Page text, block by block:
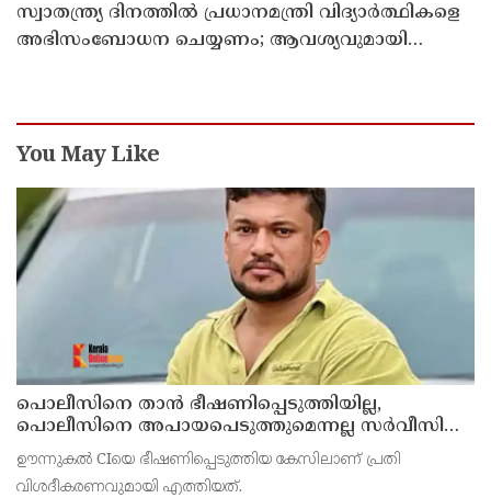
സ്വാതന്ത്ര്യ ദിനത്തില്‍ പ്രധാനമന്ത്രി വിദ്യാര്‍ത്ഥികളെ
അഭിസംബോധന ചെയ്യണം; ആവശ്യവുമായി
You May Like
പൊലീസിനെ താന്‍ ഭീഷണിപ്പെടുത്തിയില്ല,
പൊലീസിനെ അപായപെടുത്തുമെന്നല്ല സര്‍വീസില്‍
തുടരാന്‍ അനുവദിക്കില്ലെന്നാണ് പറഞ്ഞത് ;
വിശദീകരണവുമായി അര്‍ജുന്‍ ആയങ്കി
ഊന്നുകല്‍ CIയെ ഭീഷണിപ്പെടുത്തിയ കേസിലാണ് പ്രതി
വിശദീകരണവുമായി എത്തിയത്.